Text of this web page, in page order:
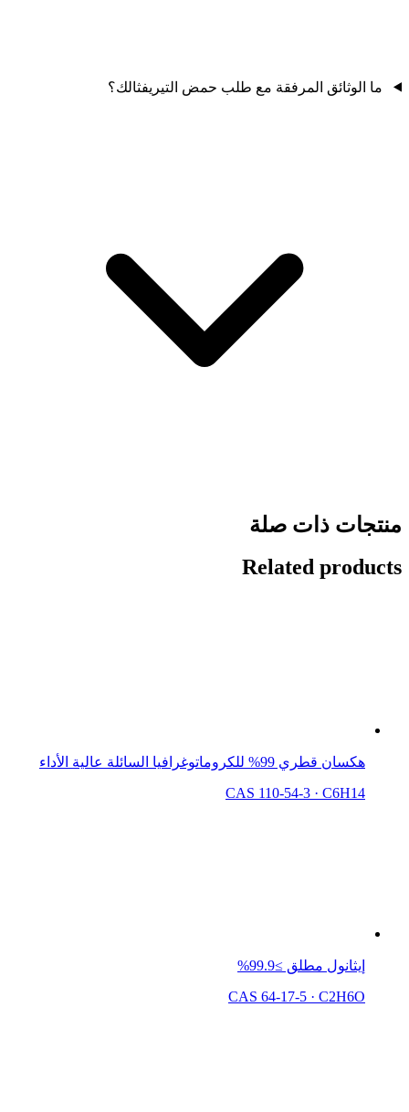
ما الوثائق المرفقة مع طلب حمض التيريفثالك؟
منتجات ذات صلة
Related products
هكسان قطري 99% للكروماتوغرافيا السائلة عالية الأداء
CAS 110-54-3 · C6H14
إيثانول مطلق ≥99.9%
CAS 64-17-5 · C2H6O